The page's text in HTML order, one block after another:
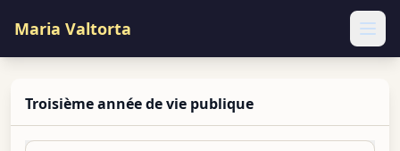
Maria Valtorta
Troisième année de vie publique